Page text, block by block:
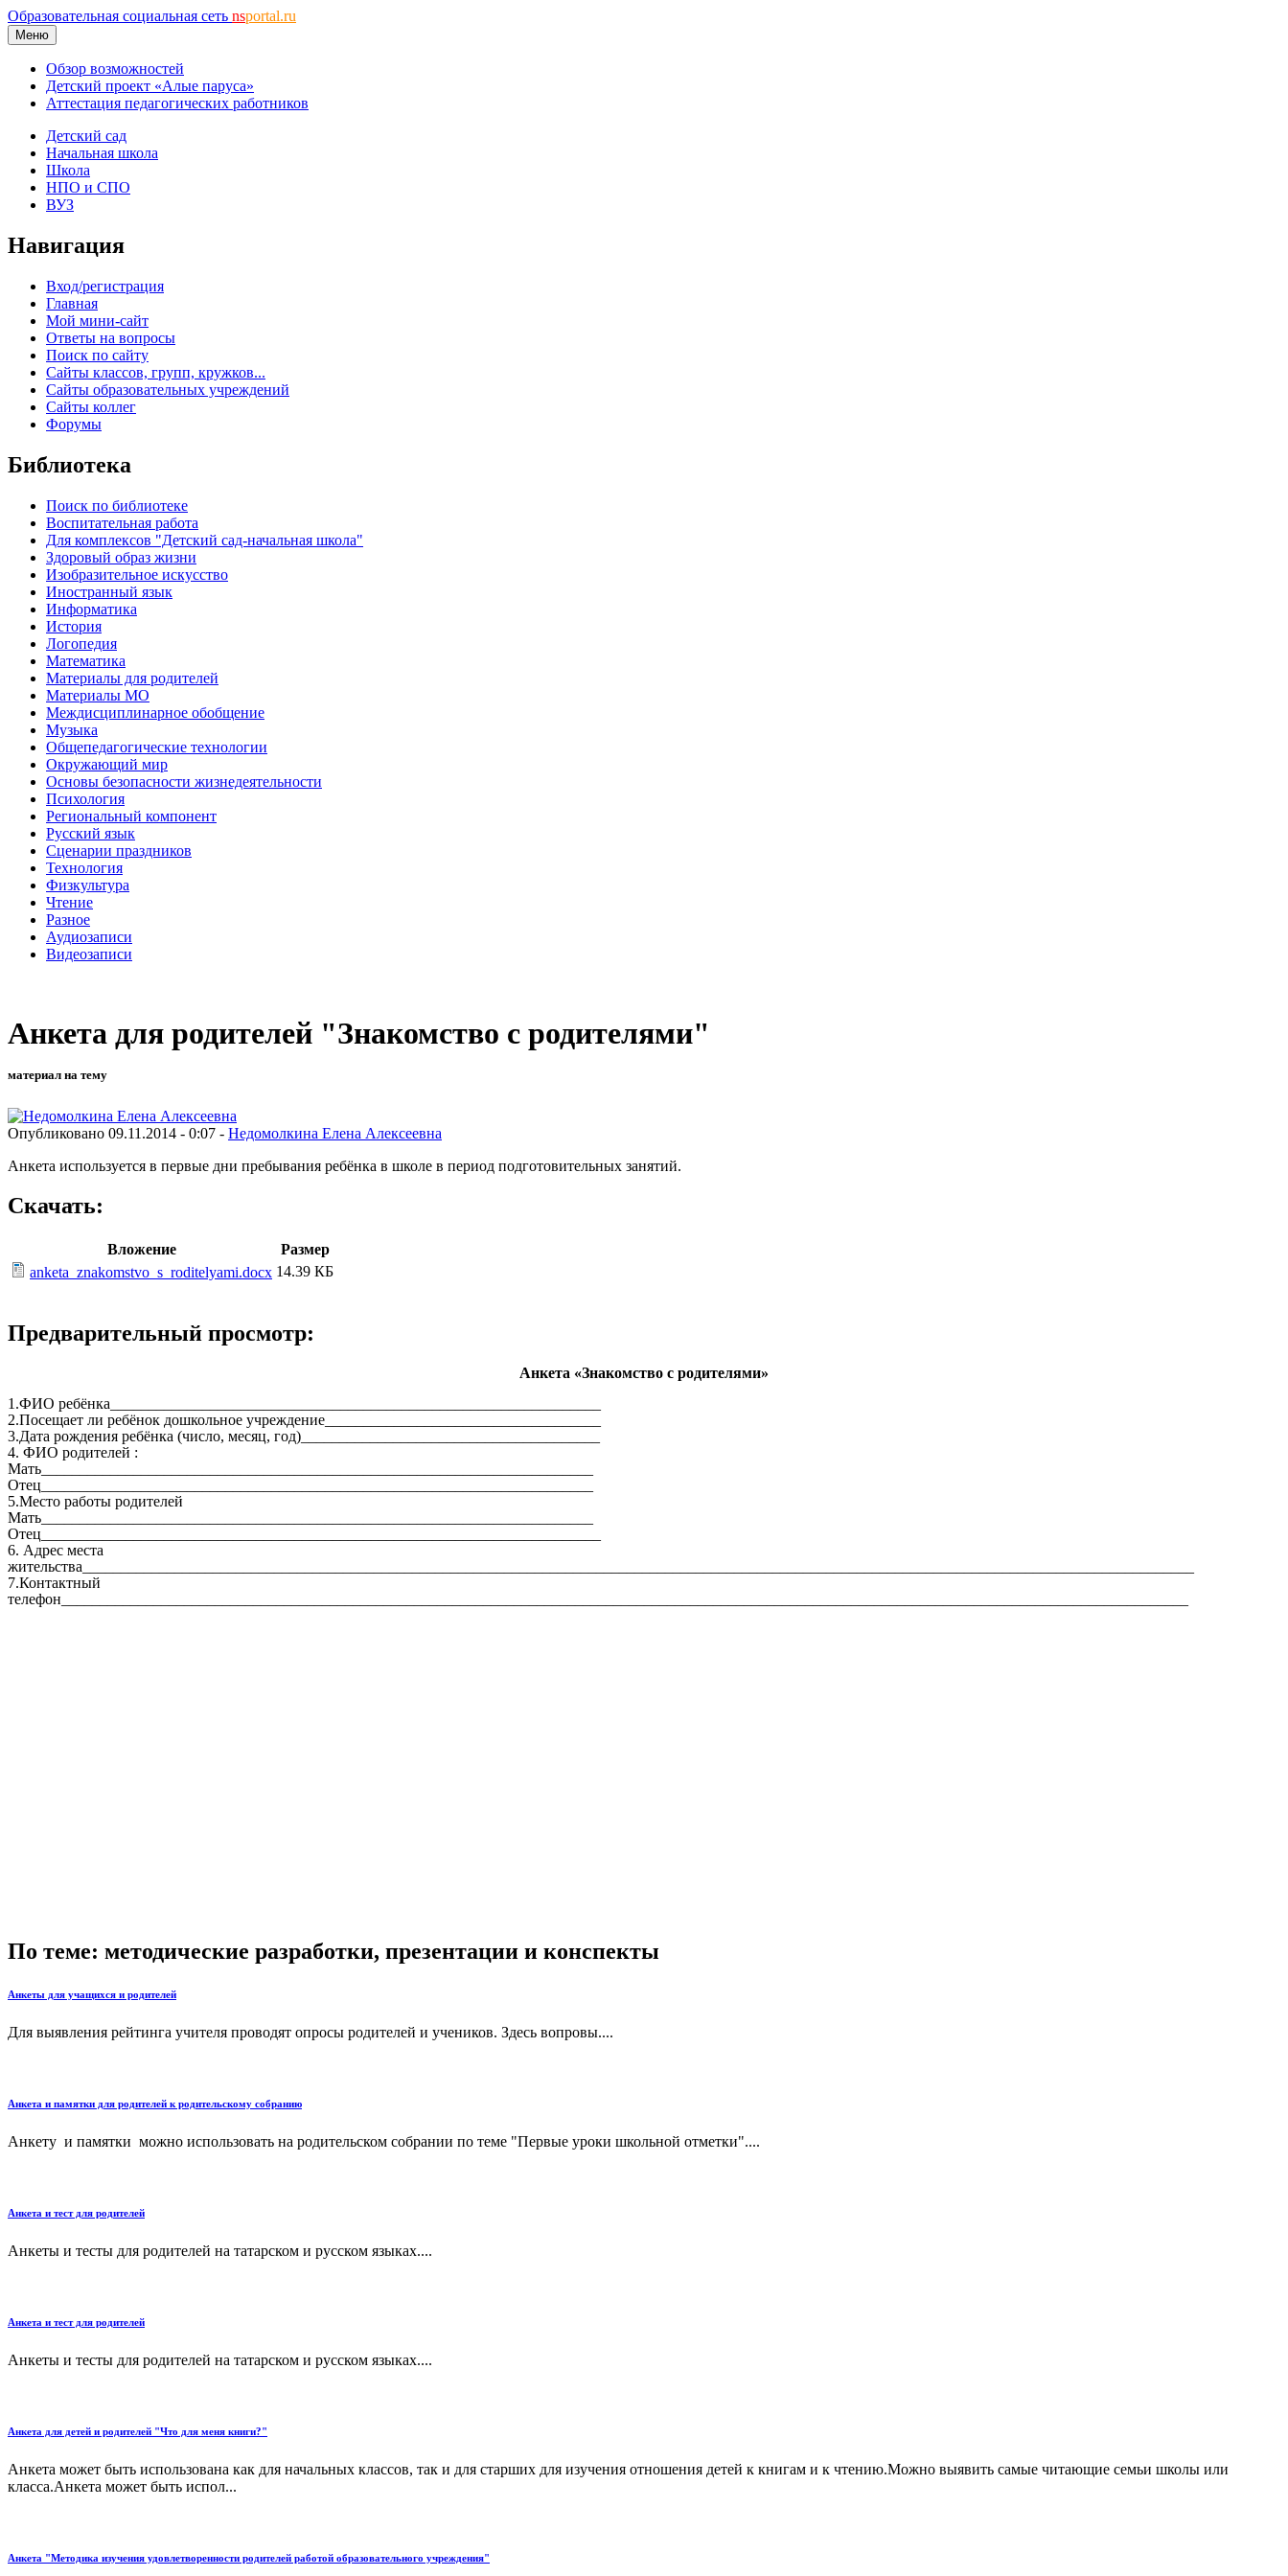
Образовательная социальная сеть nsportal.ru
Меню
Обзор возможностей
Детский проект «Алые паруса»
Аттестация педагогических работников
Детский сад
Начальная школа
Школа
НПО и СПО
ВУЗ
Навигация
Вход/регистрация
Главная
Мой мини-сайт
Ответы на вопросы
Поиск по сайту
Сайты классов, групп, кружков...
Сайты образовательных учреждений
Сайты коллег
Форумы
Библиотека
Поиск по библиотеке
Воспитательная работа
Для комплексов "Детский сад-начальная школа"
Здоровый образ жизни
Изобразительное искусство
Иностранный язык
Информатика
История
Логопедия
Математика
Материалы для родителей
Материалы МО
Междисциплинарное обобщение
Музыка
Общепедагогические технологии
Окружающий мир
Основы безопасности жизнедеятельности
Психология
Региональный компонент
Русский язык
Сценарии праздников
Технология
Физкультура
Чтение
Разное
Аудиозаписи
Видеозаписи
Анкета для родителей "Знакомство с родителями"
материал на тему
Опубликовано 09.11.2014 - 0:07 - Недомолкина Елена Алексеевна
Анкета используется в первые дни пребывания ребёнка в школе в период подготовительных занятий.
Скачать:
Вложение
Размер
anketa_znakomstvo_s_roditelyami.docx 14.39 КБ
Предварительный просмотр:
Анкета «Знакомство с родителями»
1.ФИО ребёнка________________________________________________________________
2.Посещает ли ребёнок дошкольное учреждение____________________________________
3.Дата рождения ребёнка (число, месяц, год)_______________________________________
4. ФИО родителей :
Мать________________________________________________________________________
Отец________________________________________________________________________
5.Место работы родителей
Мать________________________________________________________________________
Отец_________________________________________________________________________
6. Адрес места
жительства_________________________________________________________________________________________________________________________________________________
7.Контактный
телефон___________________________________________________________________________________________________________________________________________________
По теме: методические разработки, презентации и конспекты
Анкеты для учащихся и родителей
Для выявления рейтинга учителя проводят опросы родителей и учеников. Здесь вопровы....
Анкета и памятки для родителей к родительскому собранию
Анкету и памятки можно использовать на родительском собрании по теме "Первые уроки школьной отметки"....
Анкета и тест для родителей
Анкеты и тесты для родителей на татарском и русском языках....
Анкета и тест для родителей
Анкеты и тесты для родителей на татарском и русском языках....
Анкета для детей и родителей "Что для меня книги?"
Анкета может быть использована как для начальных классов, так и для старших для изучения отношения детей к книгам и к чтению.Можно выявить самые читающие семьи школы или
класса.Анкета может быть испол...
Анкета "Методика изучения удовлетворенности родителей работой образовательного учреждения"